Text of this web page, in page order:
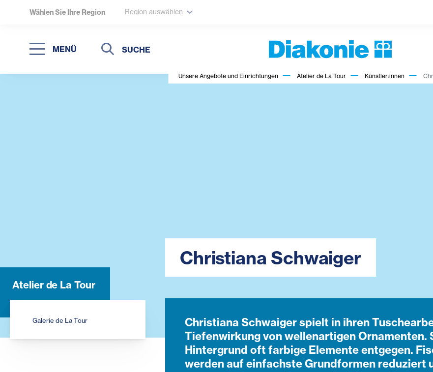
Wählen Sie Ihre Region Region auswählen
MENÜ
Suche
Suche
Unsere Angebote und Einrichtungen Atelier de La Tour Künstler:innen
Christiana Schwaiger
Atelier de La Tour
Galerie de La Tour Christiana Schwaigerspielt in ihren
Tiefenwirkung von wellenartigen Ornamenten.
Hintergrund oft farbige Elemente entgegen.
werden auf einfachste Grundformen reduziert